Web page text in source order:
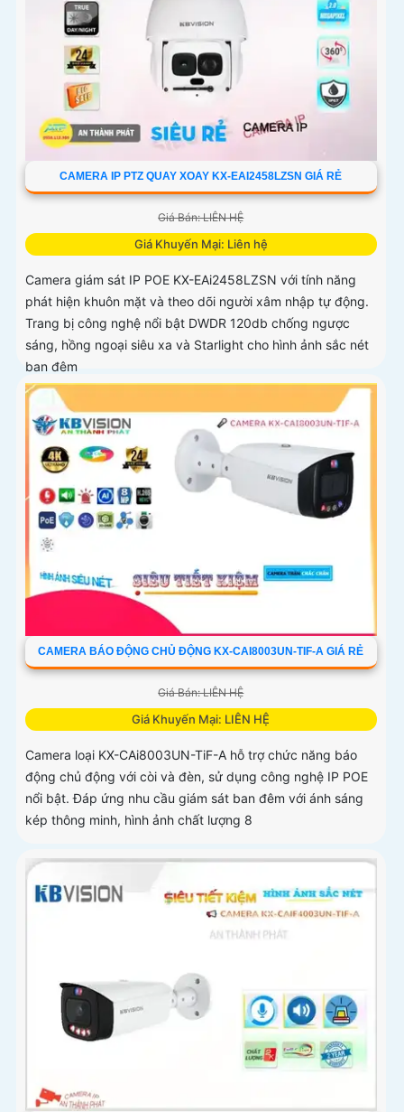
CAMERA IP PTZ QUAY XOAY KX-EAI2458LZSN GIÁ RẺ
Giá Bán: LIÊN HỆ
Giá Khuyến Mại: Liên hệ
Camera giám sát IP POE KX-EAi2458LZSN với tính năng
phát hiện khuôn mặt và theo dõi người xâm nhập tự động.
Trang bị công nghệ nổi bật DWDR 120db chống ngược
sáng, hồng ngoại siêu xa và Starlight cho hình ảnh sắc nét
ban đêm
CAMERA BÁO ĐỘNG CHỦ ĐỘNG KX-CAI8003UN-TIF-A GIÁ RẺ
Giá Bán: LIÊN HỆ
Giá Khuyến Mại: LIÊN HỆ
Camera loại KX-CAi8003UN-TiF-A hỗ trợ chức năng báo
động chủ động với còi và đèn, sử dụng công nghệ IP POE
nổi bật. Đáp ứng nhu cầu giám sát ban đêm với ánh sáng
kép thông minh, hình ảnh chất lượng 8